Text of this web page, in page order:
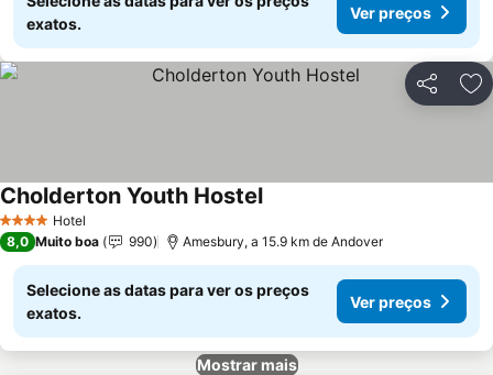
exatos.
Ver preços
Partilhar
4 EstrelasHotel
Cholderton Youth HostelVer preços
8,0 Muito boa 990 Amesbury, a 15.9 km de Andover
Selecione as datas para ver os preços
exatos.
Ver preços
Mostrar mais